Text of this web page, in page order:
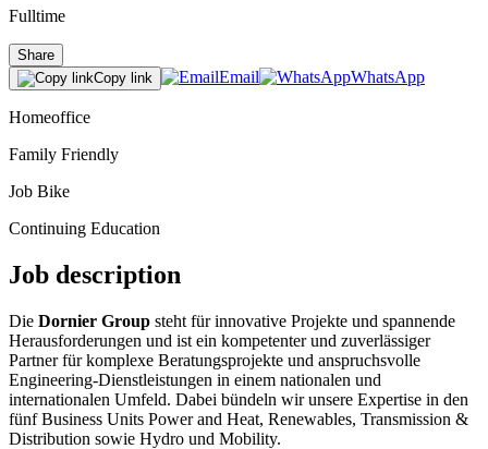
Fulltime
Share
Copy link
Email WhatsApp
Homeoffice
Family Friendly
Job Bike
Continuing Education
Job description
Die Dornier Group steht für innovative Projekte und spannende
Herausforderungen und ist ein kompetenter und zuverlässiger
Partner für komplexe Beratungsprojekte und anspruchsvolle
Engineering-Dienstleistungen in einem nationalen und
internationalen Umfeld. Dabei bündeln wir unsere Expertise in den
fünf Business Units Power and Heat, Renewables, Transmission &
Distribution sowie Hydro und Mobility.